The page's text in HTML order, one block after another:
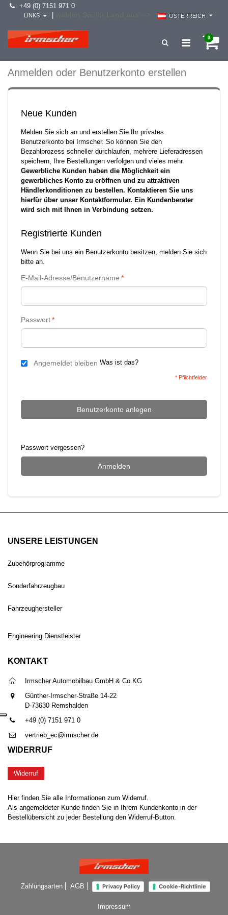
+49 (0) 7151 971 0
ÖSTERREICH
LINKS
0
Anmelden oder Benutzerkonto erstellen
Neue Kunden
Melden Sie sich an und erstellen Sie Ihr privates
Benutzerkonto bei Irmscher. So können Sie den
Bezahlprozess schneller durchlaufen, mehrere Lieferadressen
speichern, Ihre Bestellungen verfolgen und vieles mehr.
Gewerbliche Kunden haben die Möglichkeit ein
gewerbliches Konto zu eröffnen und zu attraktiven
Händlerkonditionen zu bestellen. Kontaktieren Sie uns
hierfür über unser Kontaktformular. Ein Kundenberater
wird sich mit Ihnen in Verbindung setzen.
Registrierte Kunden
Wenn Sie bei uns ein Benutzerkonto besitzen, melden Sie sich
bitte an.
*
E-Mail-Adresse/Benutzername
*
Passwort
Angemeldet bleiben Was ist das?
* Pflichtfelder
Benutzerkonto anlegen
Passwort vergessen?
Anmelden
UNSERE LEISTUNGEN
Zubehörprogramme
Sonderfahrzeugbau
Fahrzeughersteller
Engineering Dienstleister
KONTAKT
Irmscher Automobilbau GmbH & Co.KG
Günther-Irmscher-Straße 14-22
D-73630 Remshalden
+49 (0) 7151 971 0
vertrieb_ec@irmscher.de
WIDERRUF
Widerruf
Hier finden Sie alle Informationen zum Widerruf.
Als angemeldeter Kunde finden Sie in Ihrem Kundenkonto in der
Bestellübersicht zu jeder Bestellung den Widerruf-Button.
Zahlungsarten AGB Privacy Policy Cookie-Richtlinie
Impressum